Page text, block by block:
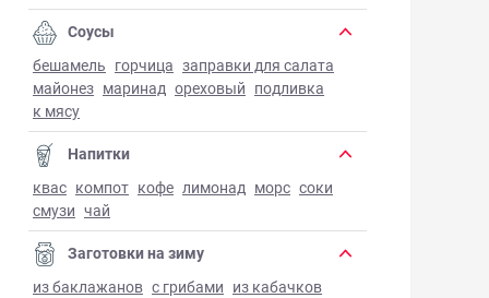
Соусы
бешамель горчица заправки для салата
майонез маринад ореховый подливка
к мясу
Напитки
квас компот кофе лимонад морс соки
смузи чай
Заготовки на зиму
из баклажанов с грибами из кабачков